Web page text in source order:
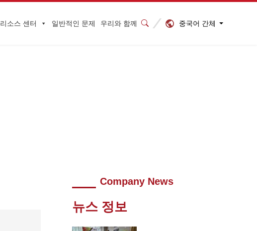
리소스 센터 일반적인 문제 우리와 함께 중국어 간체
Company News
뉴스 정보